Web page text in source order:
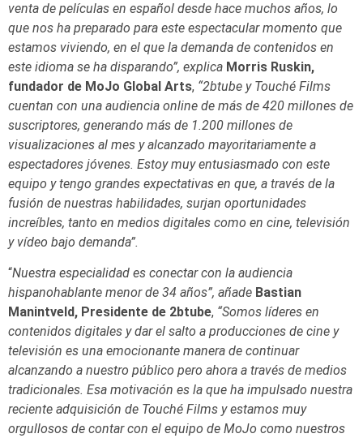
venta de películas en español desde hace muchos años, lo
que nos ha preparado para este espectacular momento que
estamos viviendo, en el que la demanda de contenidos en
este idioma se ha disparando”, explica Morris Ruskin,
fundador de MoJo Global Arts, “2btube y Touché Films
cuentan con una audiencia online de más de 420 millones de
suscriptores, generando más de 1.200 millones de
visualizaciones al mes y alcanzado mayoritariamente a
espectadores jóvenes. Estoy muy entusiasmado con este
equipo y tengo grandes expectativas en que, a través de la
fusión de nuestras habilidades, surjan oportunidades
increíbles, tanto en medios digitales como en cine, televisión
y vídeo bajo demanda”.
“Nuestra especialidad es conectar con la audiencia
hispanohablante menor de 34 años”, añade Bastian
Manintveld, Presidente de 2btube, “Somos líderes en
contenidos digitales y dar el salto a producciones de cine y
televisión es una emocionante manera de continuar
alcanzando a nuestro público pero ahora a través de medios
tradicionales. Esa motivación es la que ha impulsado nuestra
reciente adquisición de Touché Films y estamos muy
orgullosos de contar con el equipo de MoJo como nuestros